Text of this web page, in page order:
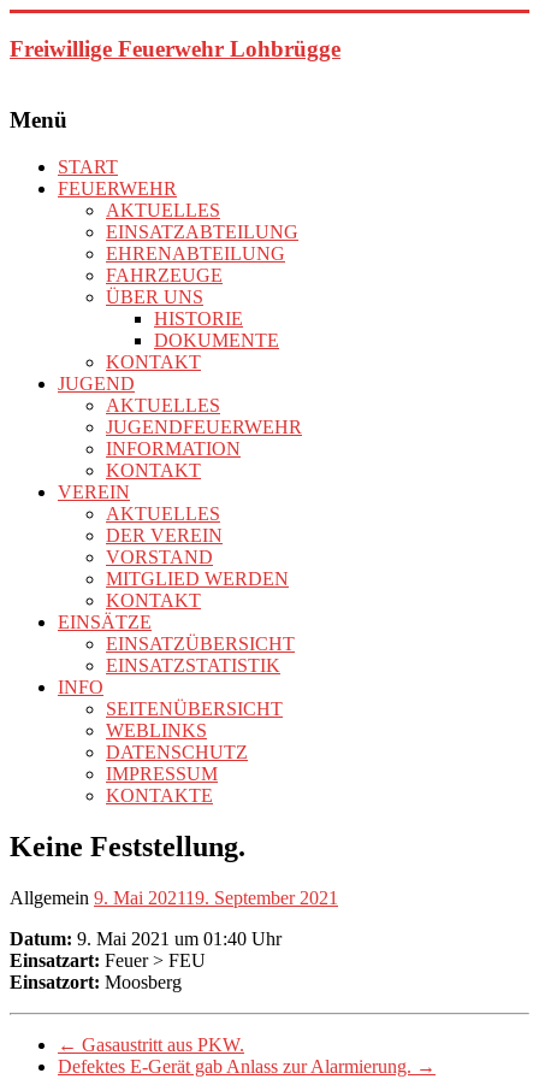
Inhalt
springen
Freiwillige Feuerwehr Lohbrügge
Menü
START
FEUERWEHR
AKTUELLES
EINSATZABTEILUNG
EHRENABTEILUNG
FAHRZEUGE
ÜBER UNS
HISTORIE
DOKUMENTE
KONTAKT
JUGEND
AKTUELLES
JUGENDFEUERWEHR
INFORMATION
KONTAKT
VEREIN
AKTUELLES
DER VEREIN
VORSTAND
MITGLIED WERDEN
KONTAKT
EINSÄTZE
EINSATZÜBERSICHT
EINSATZSTATISTIK
INFO
SEITENÜBERSICHT
WEBLINKS
DATENSCHUTZ
IMPRESSUM
KONTAKTE
Keine Feststellung.
Allgemein 9. Mai 202119. September 2021
Datum: 9. Mai 2021 um 01:40 Uhr
Einsatzart: Feuer > FEU
Einsatzort: Moosberg
← Gasaustritt aus PKW.
Defektes E-Gerät gab Anlass zur Alarmierung. →